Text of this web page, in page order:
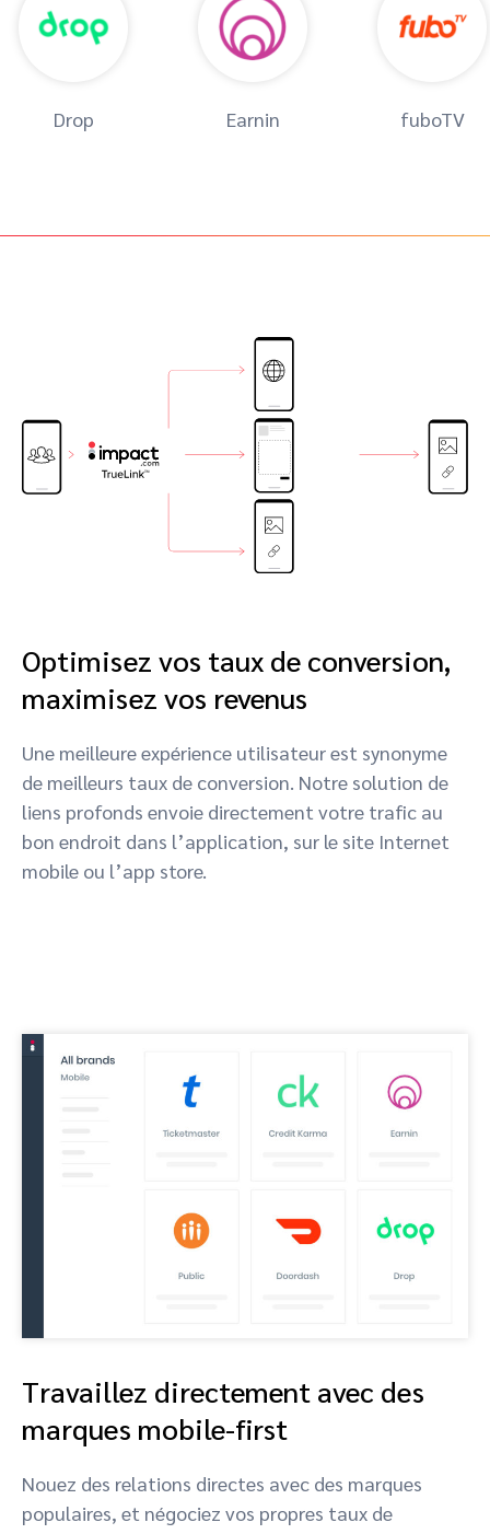
Drop Earnin fuboTV
Optimisez vos taux de conversion,
maximisez vos revenus
Une meilleure expérience utilisateur est synonyme
de meilleurs taux de conversion. Notre solution de
liens profonds envoie directement votre trafic au
bon endroit dans l’application, sur le site Internet
mobile ou l’app store.
Travaillez directement avec des
marques mobile-first
Nouez des relations directes avec des marques
populaires, et négociez vos propres taux de